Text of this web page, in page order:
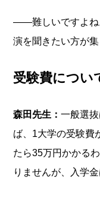
――難しいですよね
演を聞きたい方が
受験費につい
森田先生：一般選
ば、1大学の受験費
たら35万円かかる
りませんが、入学